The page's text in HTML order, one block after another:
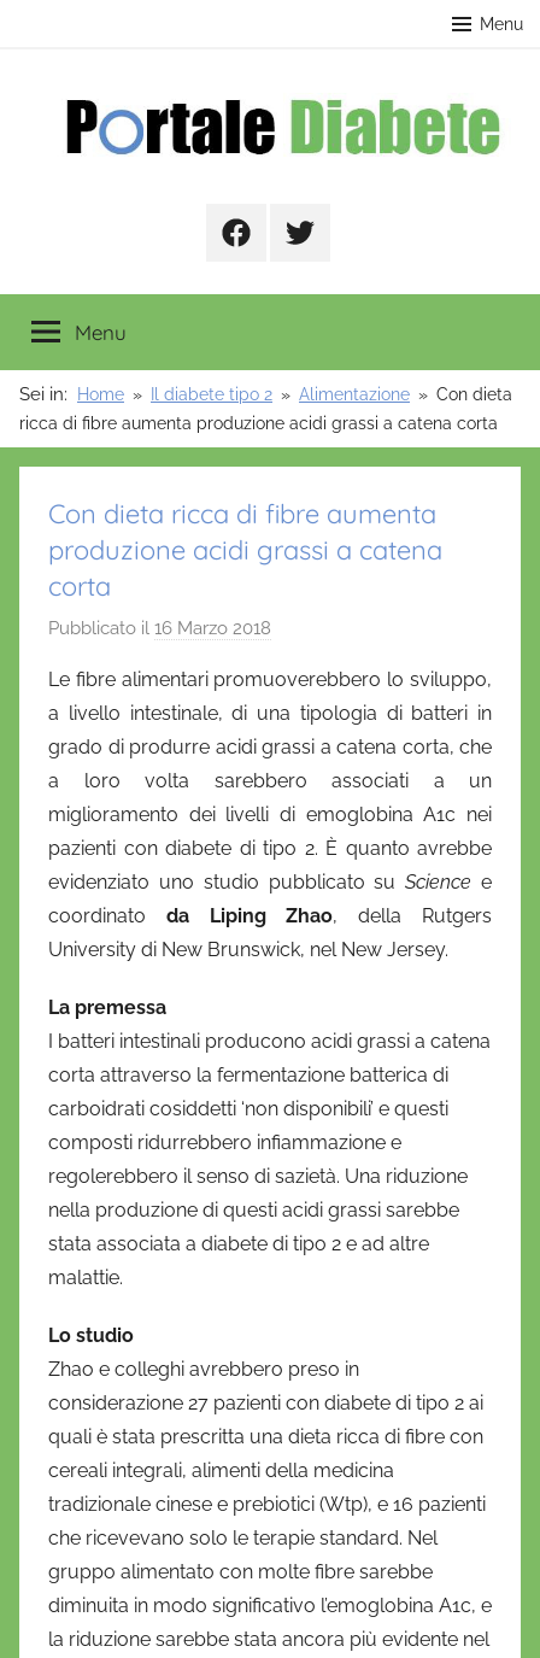
Menu
FacebookTwitter
Menu
Sei in: Home Il diabete tipo 2 Alimentazione
Con dieta
ricca di fibre aumenta produzione acidi grassi a catena corta
Con dieta ricca di fibre aumenta
produzione acidi grassi a catena
corta
Pubblicato il 16 Marzo 2018
D
a
n
i
e
l
a
'
o
f
i
Le fibre alimentari promuoverebbero lo sviluppo,
a livello intestinale, di una tipologia di batteri in
grado di produrre acidi grassi a catena corta, che
a loro volta sarebbero associati a un
miglioramento dei livelli di emoglobina A1c nei
pazienti con diabete di tipo 2. È quanto avrebbe
evidenziato uno studio pubblicato suScience e
coordinato da Liping Zhao, della Rutgers
University di New Brunswick, nel New Jersey.
La premessa
I batteri intestinali producono acidi grassi a catena
corta attraverso la fermentazione batterica di
carboidrati cosiddetti ‘non disponibili’ e questi
composti ridurrebbero infiammazione e
regolerebbero il senso di sazietà. Una riduzione
nella produzione di questi acidi grassi sarebbe
stata associata a diabete di tipo 2 e ad altre
malattie.
Lo studio
Zhao e colleghi avrebbero preso in
considerazione 27 pazienti con diabete di tipo 2 ai
quali è stata prescritta una dieta ricca di fibre con
cereali integrali, alimenti della medicina
tradizionale cinese e prebiotici (Wtp), e 16 pazienti
che ricevevano solo le terapie standard. Nel
gruppo alimentato con molte fibre sarebbe
diminuita in modo significativo l’emoglobina A1c, e
la riduzione sarebbe stata ancora più evidente nel